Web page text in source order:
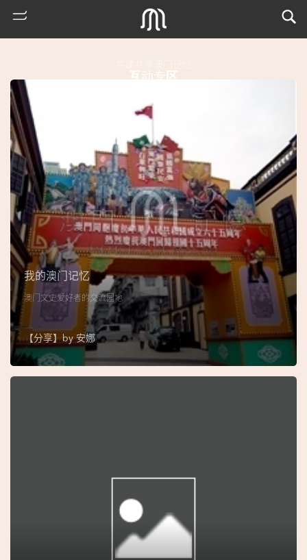
门
搜
索
古
地
图
妈
阁
互动专区
我的澳门记忆
澳门文史爱好者的交流园地
【分享】by安娜